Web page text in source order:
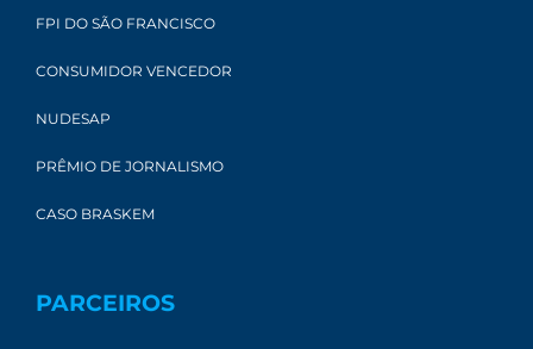
FPI DO SÃO FRANCISCO
CONSUMIDOR VENCEDOR
NUDESAP
PRÊMIO DE JORNALISMO
CASO BRASKEM
PARCEIROS